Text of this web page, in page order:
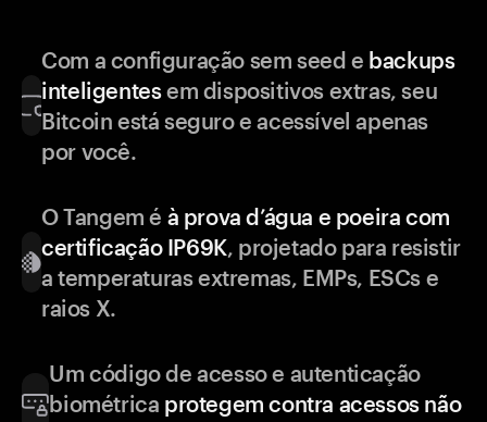
Com a configuração sem seed e backups
inteligentesem dispositivos extras, seu
Bitcoin está seguro e acessível apenas
por você.
O Tangem é à prova d’água e poeira com
certificação IP69K, projetado para resistir
a temperaturas extremas, EMPs, ESCs e
raios X.
Um código de acesso e autenticação
biométrica protegem contra acessos não